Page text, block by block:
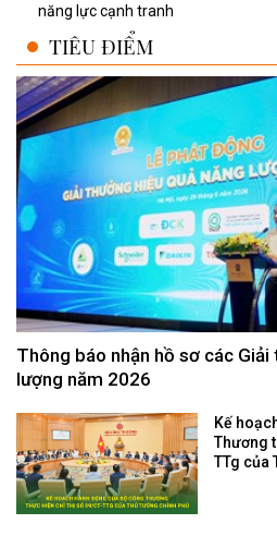
năng lực cạnh tranh
TIÊU ĐIỂM
Thông báo nhận hồ sơ các Giải
lượng năm 2026
Kế
Thương
TTg của